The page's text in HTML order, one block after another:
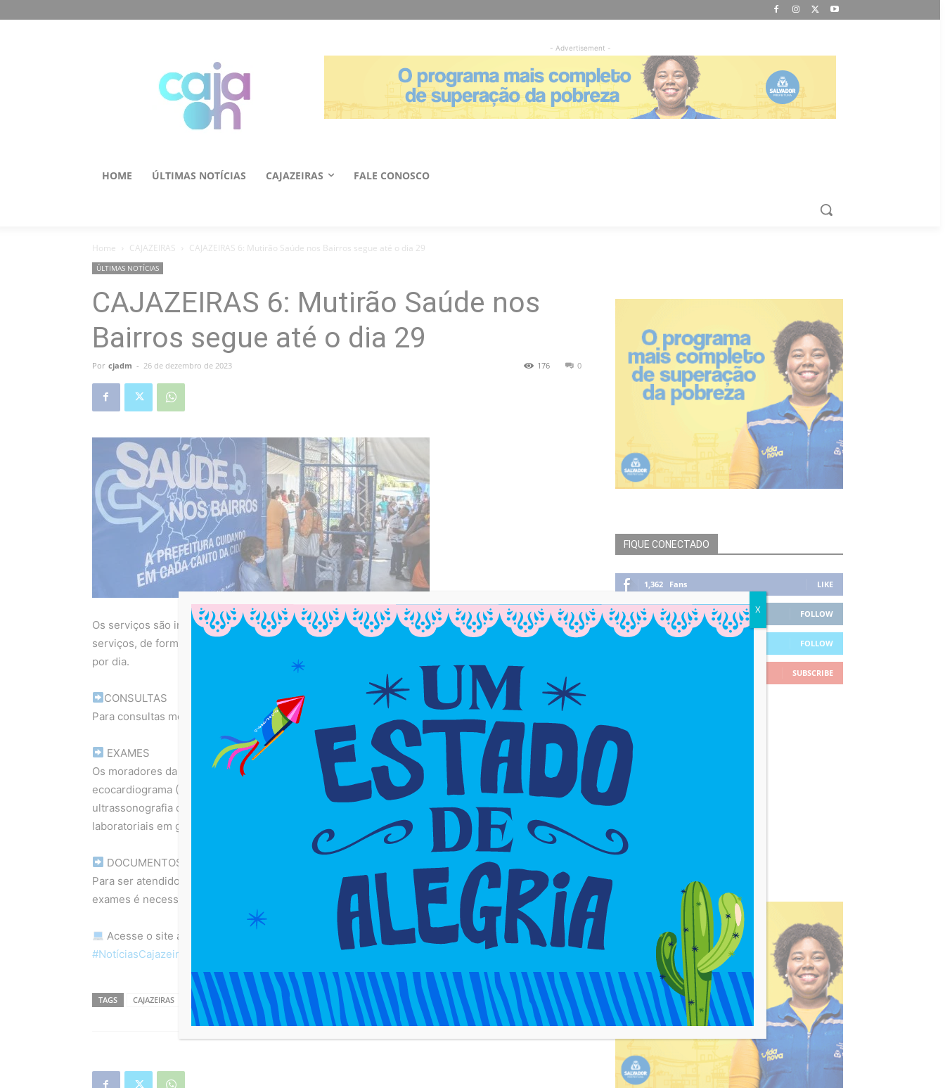
- Advertisement -
HOME ÚLTIMAS NOTÍCIAS CAJAZEIRAS FALE CONOSCO
Home CAJAZEIRAS CAJAZEIRAS 6: Mutirão Saúde nos Bairros segue até o dia 29
ÚLTIMAS NOTÍCIAS
CAJAZEIRAS 6: Mutirão Saúde nos
Bairros segue até o dia 29
Por cjadm - 26 de dezembro de 2023 0
176
Os serviços são iniciados às 8h e acontecem por ordem de chegada. São oferecidos diversos
serviços, de forma gratuita, como exames, consultas e vacina, podendo alcançar até 500 pessoas
por dia.
CONSULTAS
Para consultas médicas estão disponíveis as especialidades de cardiologia, pediatria e urologia.
EXAMES
Os moradores da região também podem realizar exames de mamografia, eletrocardiograma (ECG),
ecocardiograma (ECO), transtorácico, doppler das carótidas, ultrassonografia mamária,
ultrassonografia do abdome, ultrassonografia pélvica, ultrassonografia da tireoide e exames
laboratoriais em geral.
DOCUMENTOS NECESSÁRIOS
Para ser atendido é preciso levar documento de identificação com foto, Cartão SUS e no caso de
exames é necessário apresentar também a guia de solicitação.
Acesse o site através do link na bio.
#NotíciasCajazeiras
TAGS CAJAZEIRAS NOTÍCIAS CAJAZEIRAS Salvador saúde nos bairros
FIQUE CONECTADO
1,362 Fans LIKE
23,756 Followers FOLLOW
FOLLOW
SUBSCRIBE
X